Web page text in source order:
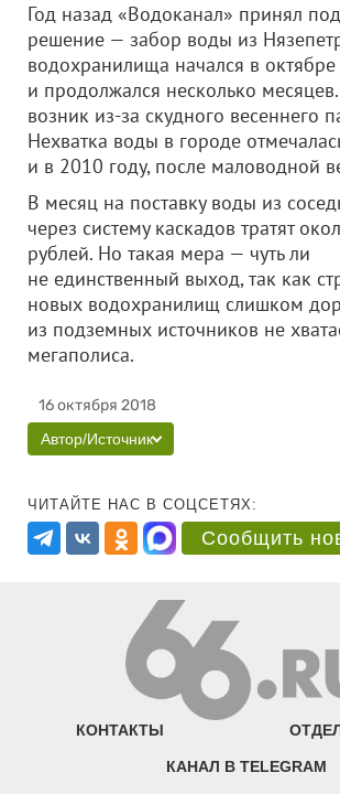
Год назад «Водоканал» принял
решение — забор воды из
водохранилища начался в
и продолжался несколько
возник из-за скудного весеннего
Нехватка воды в городе
и в 2010 году, после маловодной
В месяц на поставку воды из
через систему каскадов тратят
рублей. Но такая мера — чуть ли
не единственный выход, так как
новых водохранилищ слишком
из подземных источников не
мегаполиса.
16 октября 2018
Автор/Источник
ЧИТАЙТЕ НАС В СОЦСЕТЯХ:
Сообщить
КОНТАКТЫ
КАНАЛ В TELEGRAM